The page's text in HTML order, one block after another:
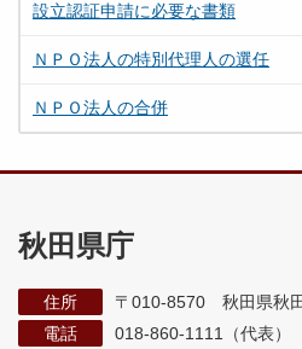
設立認証申請に必要な書類
ＮＰＯ法人の特別代理人の選任
ＮＰＯ法人の合併
秋田県庁
住所
〒010-8570 秋田県秋
電話
018-860-1111（代表）